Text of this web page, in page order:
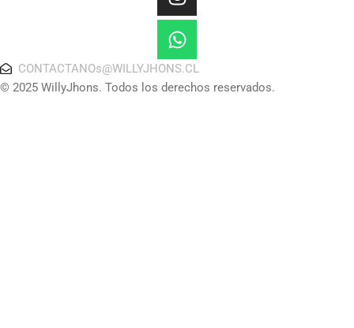
CONTACTANOs@WILLYJHONS.CL
© 2025 WillyJhons. Todos los derechos reservados.